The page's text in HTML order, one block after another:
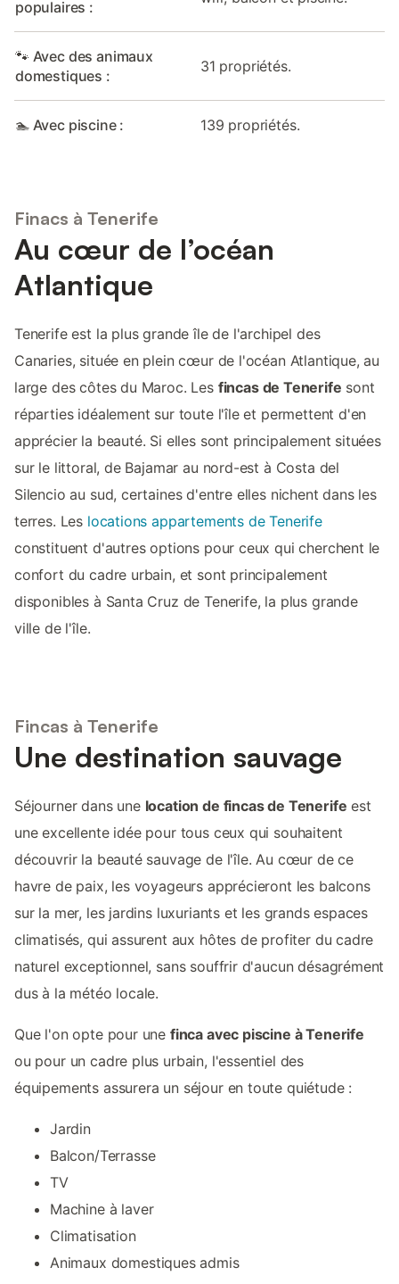
populaires :
🐾 Avec des animaux
domestiques :
31 propriétés.
🏊 Avec piscine : 139 propriétés.
Finacs à Tenerife
Au cœur de l’océan
Atlantique
Tenerife est la plus grande île de l'archipel des
Canaries, située en plein cœur de l'océan Atlantique, au
large des côtes du Maroc. Les fincas de Tenerife sont
réparties idéalement sur toute l'île et permettent d'en
apprécier la beauté. Si elles sont principalement situées
sur le littoral, de Bajamar au nord-est à Costa del
Silencio au sud, certaines d'entre elles nichent dans les
terres. Les locations appartements de Tenerife
constituent d'autres options pour ceux qui cherchent le
confort du cadre urbain, et sont principalement
disponibles à Santa Cruz de Tenerife, la plus grande
ville de l'île.
Fincas à Tenerife
Une destination sauvage
Séjourner dans une location de fincas de Tenerife est
une excellente idée pour tous ceux qui souhaitent
découvrir la beauté sauvage de l'île. Au cœur de ce
havre de paix, les voyageurs apprécieront les balcons
sur la mer, les jardins luxuriants et les grands espaces
climatisés, qui assurent aux hôtes de profiter du cadre
naturel exceptionnel, sans souffrir d'aucun désagrément
dus à la météo locale.
Que l'on opte pour une finca avec piscine à Tenerife
ou pour un cadre plus urbain, l'essentiel des
équipements assurera un séjour en toute quiétude :
Jardin
Balcon/Terrasse
TV
Machine à laver
Climatisation
Animaux domestiques admis